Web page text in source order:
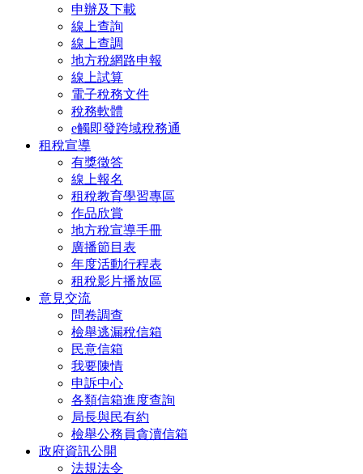
申辦及下載
線上查詢
線上查調
地方稅網路申報
線上試算
電子稅務文件
稅務軟體
e觸即發跨域稅務通
租稅宣導
有獎徵答
線上報名
租稅教育學習專區
作品欣賞
地方稅宣導手冊
廣播節目表
年度活動行程表
租稅影片播放區
意見交流
問卷調查
檢舉逃漏稅信箱
民意信箱
我要陳情
申訴中心
各類信箱進度查詢
局長與民有約
檢舉公務員貪瀆信箱
政府資訊公開
法規法令